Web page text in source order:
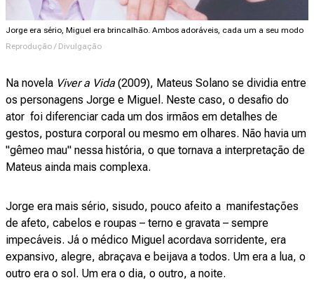
Jorge era sério, Miguel era brincalhão. Ambos adoráveis, cada um a seu modo
Reprodução / Divulgação
Na novela Viver a Vida (2009), Mateus Solano se dividia entre
os personagens Jorge e Miguel. Neste caso, o desafio do
ator foi diferenciar cada um dos irmãos em detalhes de
gestos, postura corporal ou mesmo em olhares. Não havia um
"gêmeo mau" nessa história, o que tornava a interpretação de
Mateus ainda mais complexa.
Jorge era mais sério, sisudo, pouco afeito a manifestações
de afeto, cabelos e roupas – terno e gravata – sempre
impecáveis. Já o médico Miguel acordava sorridente, era
expansivo, alegre, abraçava e beijava a todos. Um era a lua, o
outro era o sol. Um era o dia, o outro, a noite.